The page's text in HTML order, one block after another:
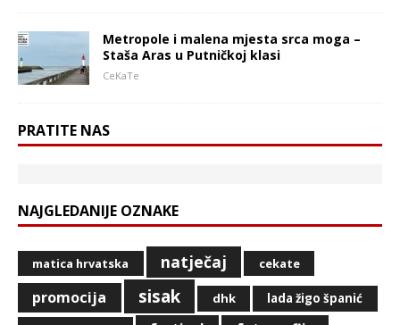
Metropole i malena mjesta srca moga –
Staša Aras u Putničkoj klasi
CeKaTe
PRATITE NAS
NAJGLEDANIJE OZNAKE
matica hrvatska natječaj cekate
promocija sisak dhk
lada žigo španić